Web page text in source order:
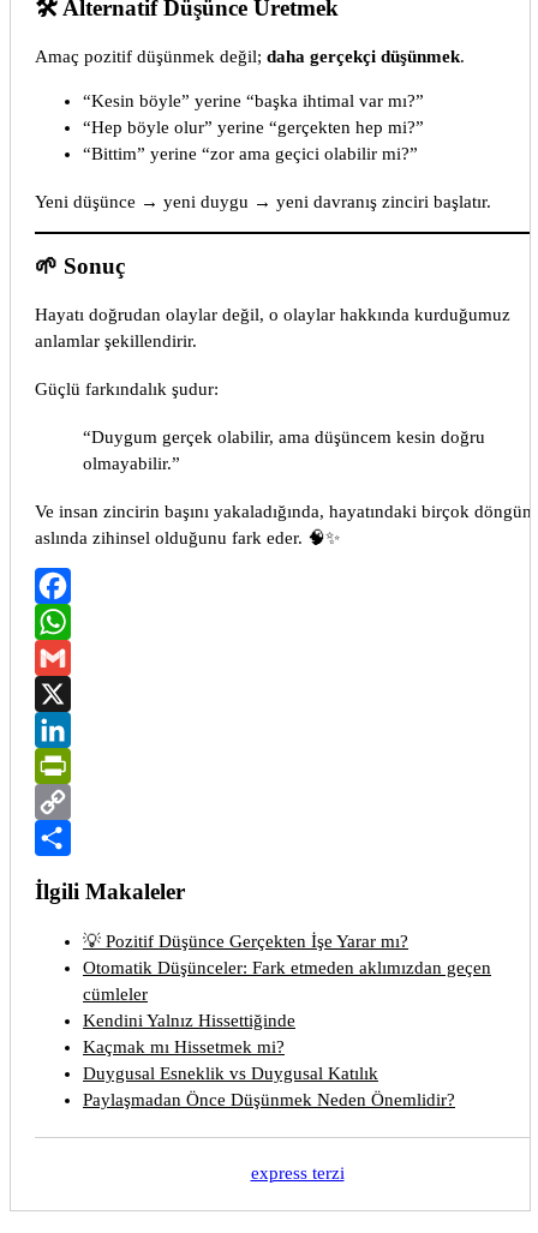
🛠️ Alternatif Düşünce Üretmek
Amaç pozitif düşünmek değil; daha gerçekçi düşünmek.
“Kesin böyle” yerine “başka ihtimal var mı?”
“Hep böyle olur” yerine “gerçekten hep mi?”
“Bittim” yerine “zor ama geçici olabilir mi?”
Yeni düşünce → yeni duygu → yeni davranış zinciri başlatır.
🌱 Sonuç
Hayatı doğrudan olaylar değil, o olaylar hakkında kurduğumuz
anlamlar şekillendirir.
Güçlü farkındalık şudur:
“Duygum gerçek olabilir, ama düşüncem kesin doğru
olmayabilir.”
Ve insan zincirin başını yakaladığında, hayatındaki birçok
aslında zihinsel olduğunu fark eder. 🧠✨
Facebook
WhatsApp
Gmail
X
LinkedIn
PrintFriendly
Copy
İlgili Makaleler
💡 Pozitif Düşünce Gerçekten İşe Yarar mı?
Otomatik Düşünceler: Fark etmeden aklımızdan geçen
cümleler
Kendini Yalnız Hissettiğinde
Kaçmak mı Hissetmek mi?
Duygusal Esneklik vs Duygusal Katılık
Paylaşmadan Önce Düşünmek Neden Önemlidir?
express terzi